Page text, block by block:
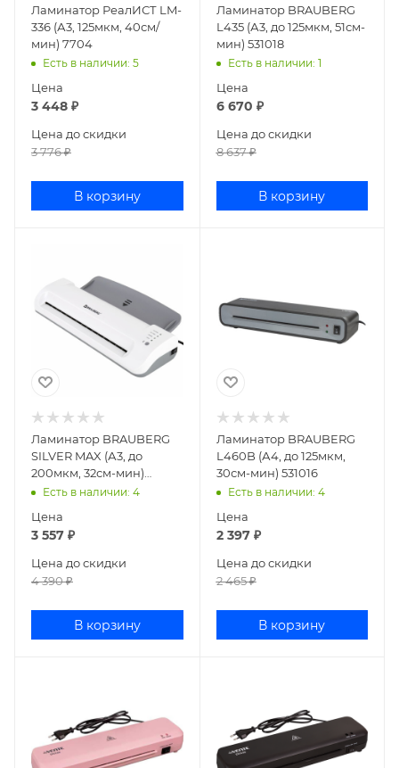
Ламинатор РеалИСТ LM-
336 (А3, 125мкм, 40см/
мин) 7704
Есть в наличии: 5
Цена
3 448 ₽
Цена до скидки
3 776₽
В корзину
Ламинатор BRAUBERG
L435 (А3, до 125мкм, 51см-
мин) 531018
Есть в наличии: 1
Цена
6 670 ₽
Цена до скидки
8 637₽
В корзину
Ламинатор BRAUBERG
SILVER MAX (А3, до
200мкм, 32см-мин)
532626
Есть в наличии: 4
Цена
3 557 ₽
Цена до скидки
4 390₽
В корзину
Ламинатор BRAUBERG
L460B (А4, до 125мкм,
30см-мин) 531016
Есть в наличии: 4
Цена
2 397₽
Цена до скидки
2 465₽
В корзину